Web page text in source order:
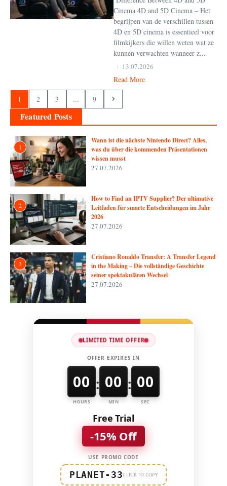
Cinema 4D and 5D Cinema – Het
begrijpen van de verschillen tussen
4D en 5D cinema is essentieel voor
filmkijkers die willen weten wat ze
kunnen verwachten wanneer z...
13.07.2026
Read More
1 2 3 ... 9
Featured Posts
1
Wann ist die nächste Nintendo Direct? Alles,
was du über die kommenden Präsentationen
wissen musst
27.07.2026
2
How to Find an IPTV Supplier? Der ultimative
Leitfaden für smarte Entscheidungen im Jahr
2026
27.07.2026
3
Cristiano Ronaldo Transfer: A Transfer Legend
in the Making – Die vollständige Geschichte
seiner spektakulären Wechsel
27.07.2026
LIMITED TIME OFFER
OFFER EXPIRES IN
00
HOURS
: 00
MIN
: 00
SEC
Free Trial
-15% Off
USE PROMO CODE
PLANET-33CLICK TO COPY